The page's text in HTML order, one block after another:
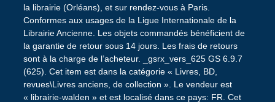
la librairie (Orléans), et sur rendez-vous à Paris.
Conformes aux usages de la Ligue Internationale de la
Librairie Ancienne. Les objets commandés bénéficient de
la garantie de retour sous 14 jours. Les frais de retours
sont à la charge de l’acheteur. _gsrx_vers_625 GS 6.9.7
(625). Cet item est dans la catégorie « Livres, BD,
revues\Livres anciens, de collection ». Le vendeur est
« librairie-walden » et est localisé dans ce pays: FR. Cet